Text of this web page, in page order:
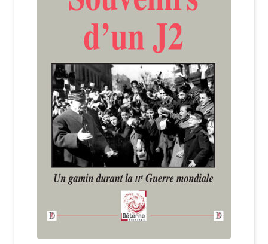
Politique de confidentialité et cookies
Qui sommes-nous ?
Soutien à Philippe Randa
Suivi de la Commande